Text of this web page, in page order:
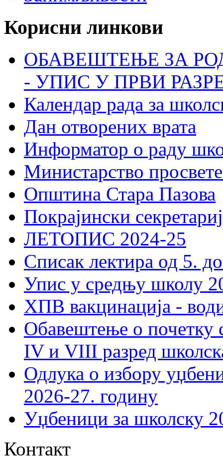
Корисни линкови
ОБАВЕШТЕЊЕ ЗА
- УПИС У ПРВИ
Календар рада за
Дан отворених врата
Информатор о раду
Министарство
Општина Стара Пазова
Покрајински
ЛЕТОПИС 2024-25
Списак лектира од 5.
Упис у средњу школу
ХПВ вакцинација -
Обавештење о почетку
IV и VIII разред
Одлука о избору
2026-27. годину
Уџбеници за школску
Контакт